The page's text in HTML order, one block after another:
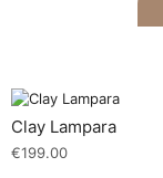
Clay Lampara
€199.00